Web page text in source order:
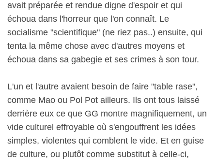
avait préparée et rendue digne d'espoir et qui
échoua dans l'horreur que l'on connaît. Le
socialisme "scientifique" (ne riez pas..) ensuite, qui
tenta la même chose avec d'autres moyens et
échoua dans sa gabegie et ses crimes à son tour.
L'un et l'autre avaient besoin de faire "table rase",
comme Mao ou Pol Pot ailleurs. Ils ont tous laissé
derrière eux ce que GG montre magnifiquement, un
vide culturel effroyable où s'engouffrent les idées
simples, violentes qui comblent le vide. Et en guise
de culture, ou plutôt comme substitut à celle-ci,